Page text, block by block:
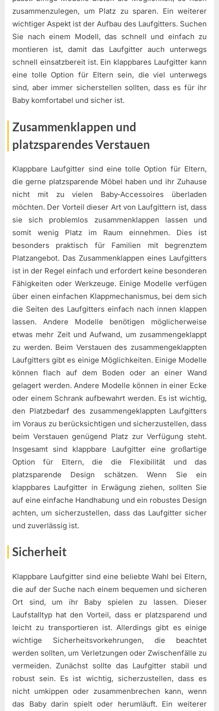
zusammenzulegen, um Platz zu sparen. Ein weiterer
wichtiger Aspekt ist der Aufbau des Laufgitters. Suchen
Sie nach einem Modell, das schnell und einfach zu
montieren ist, damit das Laufgitter auch unterwegs
schnell einsatzbereit ist. Ein klappbares Laufgitter kann
eine tolle Option für Eltern sein, die viel unterwegs
sind, aber immer sicherstellen sollten, dass es für ihr
Baby komfortabel und sicher ist.
Zusammenklappen und
platzsparendes Verstauen
Klappbare Laufgitter sind eine tolle Option für Eltern,
die gerne platzsparende Möbel haben und ihr Zuhause
nicht mit zu vielen Baby-Accessoires überladen
möchten. Der Vorteil dieser Art von Laufgittern ist, dass
sie sich problemlos zusammenklappen lassen und
somit wenig Platz im Raum einnehmen. Dies ist
besonders praktisch für Familien mit begrenztem
Platzangebot. Das Zusammenklappen eines Laufgitters
ist in der Regel einfach und erfordert keine besonderen
Fähigkeiten oder Werkzeuge. Einige Modelle verfügen
über einen einfachen Klappmechanismus, bei dem sich
die Seiten des Laufgitters einfach nach innen klappen
lassen. Andere Modelle benötigen möglicherweise
etwas mehr Zeit und Aufwand, um zusammengeklappt
zu werden. Beim Verstauen des zusammengeklappten
Laufgitters gibt es einige Möglichkeiten. Einige Modelle
können flach auf dem Boden oder an einer Wand
gelagert werden. Andere Modelle können in einer Ecke
oder einem Schrank aufbewahrt werden. Es ist wichtig,
den Platzbedarf des zusammengeklappten Laufgitters
im Voraus zu berücksichtigen und sicherzustellen, dass
beim Verstauen genügend Platz zur Verfügung steht.
Insgesamt sind klappbare Laufgitter eine großartige
Option für Eltern, die die Flexibilität und das
platzsparende Design schätzen. Wenn Sie ein
klappbares Laufgitter in Erwägung ziehen, sollten Sie
auf eine einfache Handhabung und ein robustes Design
achten, um sicherzustellen, dass das Laufgitter sicher
und zuverlässig ist.
Sicherheit
Klappbare Laufgitter sind eine beliebte Wahl bei Eltern,
die auf der Suche nach einem bequemen und sicheren
Ort sind, um ihr Baby spielen zu lassen. Dieser
Laufstalltyp hat den Vorteil, dass er platzsparend und
leicht zu transportieren ist. Allerdings gibt es einige
wichtige Sicherheitsvorkehrungen, die beachtet
werden sollten, um Verletzungen oder Zwischenfälle zu
vermeiden. Zunächst sollte das Laufgitter stabil und
robust sein. Es ist wichtig, sicherzustellen, dass es
nicht umkippen oder zusammenbrechen kann, wenn
das Baby darin spielt oder herumläuft. Ein weiterer